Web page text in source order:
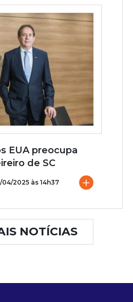
EUA preocupa
de SC
04/2025 às 14h37 +
NOTÍCIAS